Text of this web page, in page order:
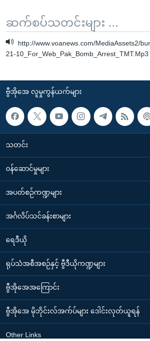
ဆက်စပ်သတင်းများ ...
http://www.voanews.com/MediaAssets2/
21-10_For_Web_Pak_Bomb_Arrest_TMT.Mp3
ဗွီအိုအေ လူမှုကွန်ယက်များ
သတင်း
၀န်ဆောင်မှုများ
အပတ်စဉ်ကဏ္ဍများ
အင်္ဂလိပ်သင်ခန်းစာများ
ရေဒီယို
ရုပ်သံအစီအစဉ်နှင့် ဗွီဒီယိုကဏ္ဍများ
ဗွီအိုအေအကြောင်း
ဗွီအိုအေ မိုဘိုင်းလ်အက်ပ်များ ဒေါင်းလုတ်ယူရန်
Other Links